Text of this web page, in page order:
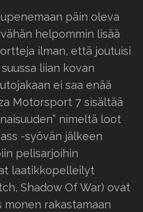
päin oleva
helpommin lisää
ilman, että joutuisi
liian kovan
ei saa enää
Motorsport 7 sisältää
nimeltä loot
-syövän jälkeen
pelisarjoihin
laatikkopelleilyt
Shadow Of War) ovat
rakastamaan